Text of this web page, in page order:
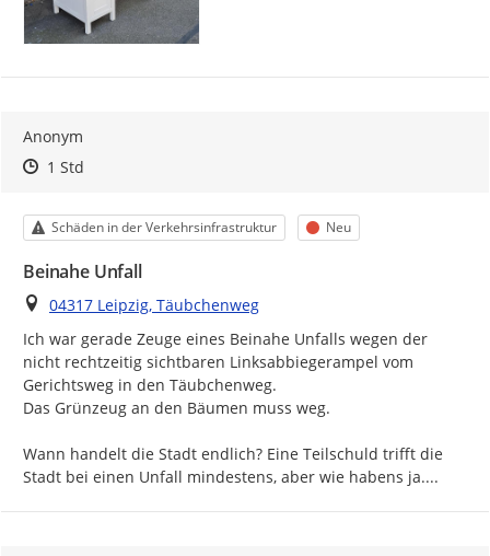
Anonym
Zeitpunkt des Erstellens
Zeitpunkt des Erstellens
1 StdZur Äußerung
Kategorie
Schäden in der Verkehrsinfrastruktur Status
Neu
Beinahe Unfall
Ort
04317 Leipzig, Täubchenweg
Ich war gerade Zeuge eines Beinahe Unfalls wegen der
nicht rechtzeitig sichtbaren Linksabbiegerampel vom
Gerichtsweg in den Täubchenweg.
Das Grünzeug an den Bäumen muss weg.
Wann handelt die Stadt endlich? Eine Teilschuld trifft die
Stadt bei einen Unfall mindestens, aber wie habens ja....